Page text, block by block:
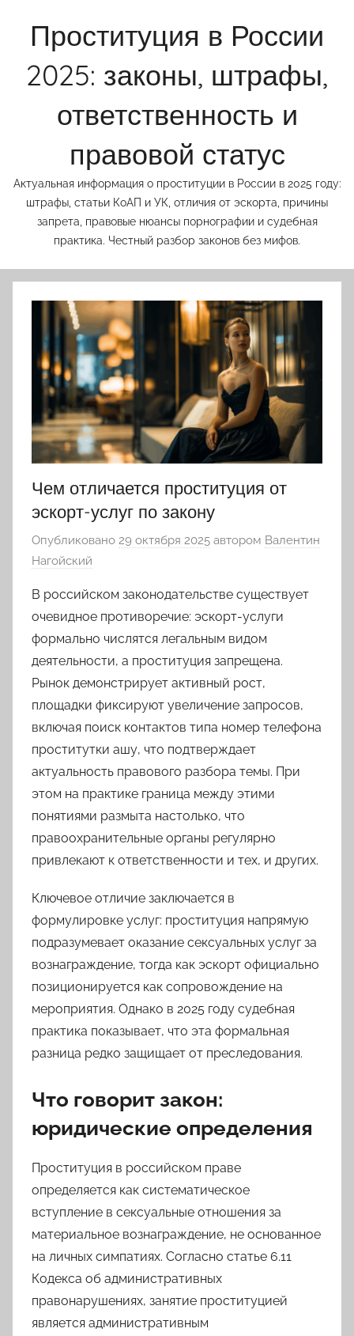
содержимому
Проституция в России
2025: законы, штрафы,
ответственность и
правовой статус
Актуальная информация о проституции в России в 2025 году:
штрафы, статьи КоАП и УК, отличия от эскорта, причины
запрета, правовые нюансы порнографии и судебная
практика. Честный разбор законов без мифов.
Чем отличается проституция от
эскорт-услуг по закону
Опубликовано 29 октября 2025 автором Валентин
Нагойский
В российском законодательстве существует
очевидное противоречие: эскорт-услуги
формально числятся легальным видом
деятельности, а проституция запрещена.
Рынок демонстрирует активный рост,
площадки фиксируют увеличение запросов,
включая поиск контактов типа номер телефона
проститутки ашу, что подтверждает
актуальность правового разбора темы. При
этом на практике граница между этими
понятиями размыта настолько, что
правоохранительные органы регулярно
привлекают к ответственности и тех, и других.
Ключевое отличие заключается в
формулировке услуг: проституция напрямую
подразумевает оказание сексуальных услуг за
вознаграждение, тогда как эскорт официально
позиционируется как сопровождение на
мероприятия. Однако в 2025 году судебная
практика показывает, что эта формальная
разница редко защищает от преследования.
Что говорит закон:
юридические определения
Проституция в российском праве
определяется как систематическое
вступление в сексуальные отношения за
материальное вознаграждение, не основанное
на личных симпатиях. Согласно статье 6.11
Кодекса об административных
правонарушениях, занятие проституцией
является административным